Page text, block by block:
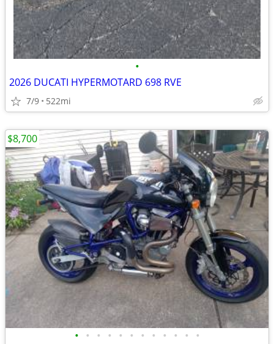
•
2026 DUCATI HYPERMOTARD 698 RVE
7/9 522mi
• • • • • • • • • • • •
$8,700